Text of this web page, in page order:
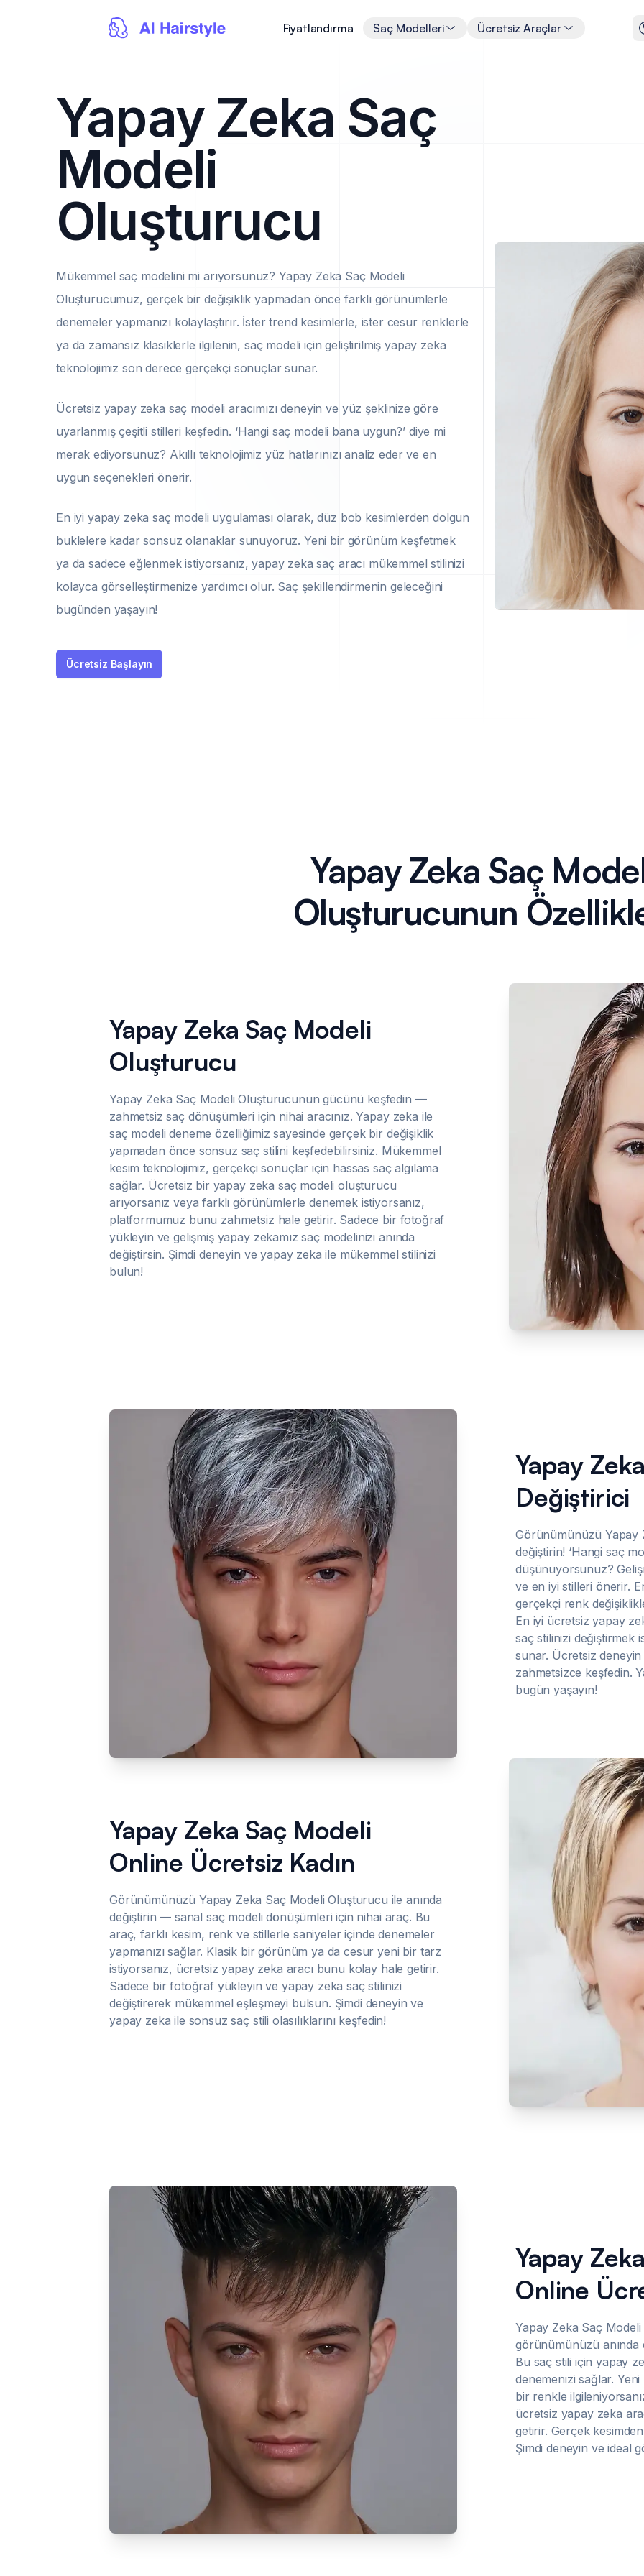
Fiyatlandırma Saç Modelleri Ücretsiz Araçlar
Yapay Zeka Saç
Modeli
Oluşturucu
Mükemmel saç modelini mi arıyorsunuz? Yapay Zeka Saç Modeli
Oluşturucumuz, gerçek bir değişiklik yapmadan önce farklı görünümlerle
denemeler yapmanızı kolaylaştırır. İster trend kesimlerle, ister cesur renklerle
ya da zamansız klasiklerle ilgilenin, saç modeli için geliştirilmiş yapay zeka
teknolojimiz son derece gerçekçi sonuçlar sunar.
Ücretsiz yapay zeka saç modeli aracımızı deneyin ve yüz şeklinize göre
uyarlanmış çeşitli stilleri keşfedin. ‘Hangi saç modeli bana uygun?’ diye mi
merak ediyorsunuz? Akıllı teknolojimiz yüz hatlarınızı analiz eder ve en
uygun seçenekleri önerir.
En iyi yapay zeka saç modeli uygulaması olarak, düz bob kesimlerden dolgun
buklelere kadar sonsuz olanaklar sunuyoruz. Yeni bir görünüm keşfetmek
ya da sadece eğlenmek istiyorsanız, yapay zeka saç aracı mükemmel stilinizi
kolayca görselleştirmenize yardımcı olur. Saç şekillendirmenin geleceğini
bugünden yaşayın!
Ücretsiz Başlayın
Yapay Zeka Saç
Oluşturucunun
Yapay Zeka Saç Modeli
Oluşturucu
Yapay Zeka Saç Modeli Oluşturucunun gücünü keşfedin —
zahmetsiz saç dönüşümleri için nihai aracınız. Yapay zeka ile
saç modeli deneme özelliğimiz sayesinde gerçek bir değişiklik
yapmadan önce sonsuz saç stilini keşfedebilirsiniz. Mükemmel
kesim teknolojimiz, gerçekçi sonuçlar için hassas saç algılama
sağlar. Ücretsiz bir yapay zeka saç modeli oluşturucu
arıyorsanız veya farklı görünümlerle denemek istiyorsanız,
platformumuz bunu zahmetsiz hale getirir. Sadece bir fotoğraf
yükleyin ve gelişmiş yapay zekamız saç modelinizi anında
değiştirsin. Şimdi deneyin ve yapay zeka ile mükemmel stilinizi
bulun!
Yapay
Değiştirici
Görünümünüzü Yapay
değiştirin! ‘Hangi saç
düşünüyorsunuz?
ve en iyi stilleri önerir.
gerçekçi renk
En iyi ücretsiz yapay
saç stilinizi değiştirmek
sunar. Ücretsiz
zahmetsizce keşfedin.
bugün yaşayın!
Yapay Zeka Saç Modeli
Online Ücretsiz Kadın
Görünümünüzü Yapay Zeka Saç Modeli Oluşturucu ile anında
değiştirin — sanal saç modeli dönüşümleri için nihai araç. Bu
araç, farklı kesim, renk ve stillerle saniyeler içinde denemeler
yapmanızı sağlar. Klasik bir görünüm ya da cesur yeni bir tarz
istiyorsanız, ücretsiz yapay zeka aracı bunu kolay hale getirir.
Sadece bir fotoğraf yükleyin ve yapay zeka saç stilinizi
değiştirerek mükemmel eşleşmeyi bulsun. Şimdi deneyin ve
yapay zeka ile sonsuz saç stili olasılıklarını keşfedin!
Yapay
Online
Yapay Zeka Saç
görünümünüzü anında
Bu saç stili için yapay
denemenizi sağlar.
bir renkle
ücretsiz yapay zeka
getirir. Gerçek
Şimdi deneyin ve ideal